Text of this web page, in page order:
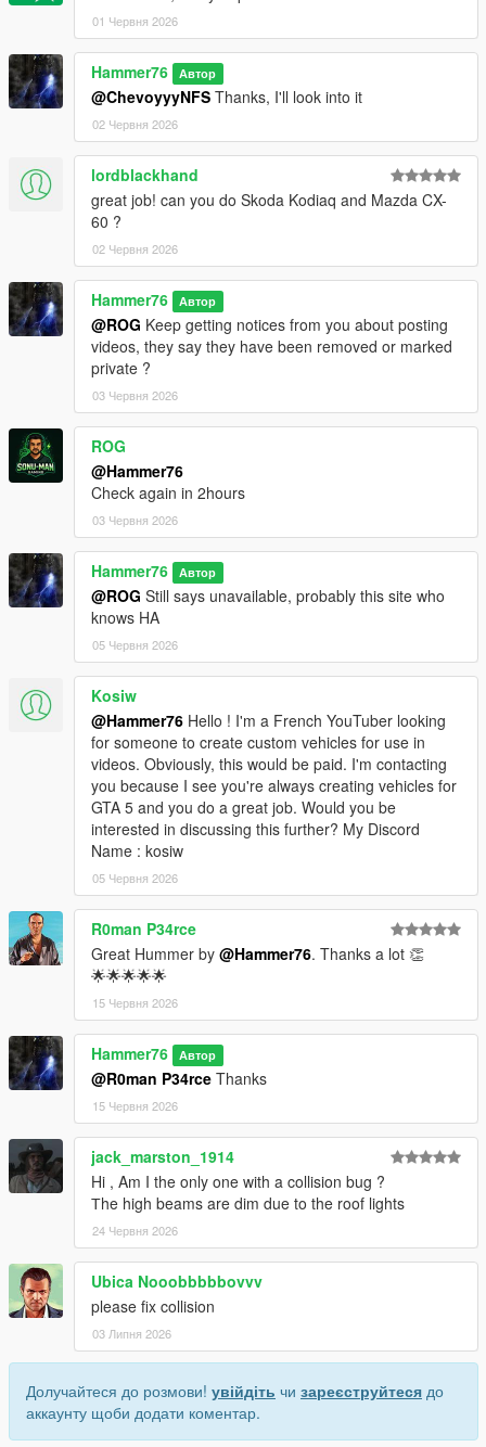
01 Червня 2026
Hammer76 Автор
@ChevoyyyNFS Thanks, I'll look into it
02 Червня 2026
lordblackhand
great job! can you do Skoda Kodiaq and Mazda CX-
60 ?
02 Червня 2026
Hammer76 Автор
@ROG Keep getting notices from you about posting
videos, they say they have been removed or marked
private ?
03 Червня 2026
ROG
@Hammer76
Check again in 2hours
03 Червня 2026
Hammer76 Автор
@ROG Still says unavailable, probably this site who
knows HA
05 Червня 2026
Kosiw
@Hammer76 Hello ! I'm a French YouTuber looking
for someone to create custom vehicles for use in
videos. Obviously, this would be paid. I'm contacting
you because I see you're always creating vehicles for
GTA 5 and you do a great job. Would you be
interested in discussing this further? My Discord
Name : kosiw
05 Червня 2026
R0man P34rce
Great Hummer by @Hammer76. Thanks a lot 👏
🌟🌟🌟🌟🌟
15 Червня 2026
Hammer76 Автор
@R0man P34rce Thanks
15 Червня 2026
jack_marston_1914
Hi , Am I the only one with a collision bug ?
Тhe high beams are dim due to the roof lights
24 Червня 2026
Ubica Nooobbbbbovvv
please fix collision
03 Липня 2026
Долучайтеся до розмови! увійдіть чи зареєструйтеся до
аккаунту щоби додати коментар.